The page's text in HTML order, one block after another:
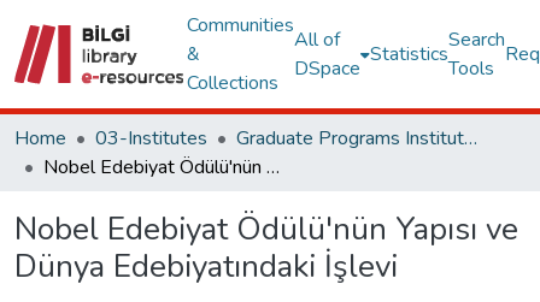
Communities
&
Collections
All of
DSpace
Statistics
Search
Tools
Home 03-Institutes
Graduate Programs Institute Thesis Collection
Nobel Edebiyat Ödülü'nün Yapısı ve Dünya Edebiyatındaki İşlevi
Nobel Edebiyat Ödülü'nün Yapısı ve
Dünya Edebiyatındaki İşlevi